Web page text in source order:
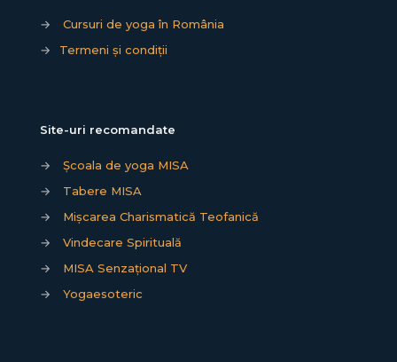
→
Cursuri de yoga în România
→
Termeni și condiții
Site-uri recomandate
→
Școala de yoga MISA
→
Tabere MISA
→
Mișcarea Charismatică Teofanică
→
Vindecare Spirituală
→
MISA Senzațional TV
→
Yogaesoteric